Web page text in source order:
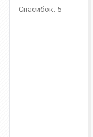
Спасибок: 5